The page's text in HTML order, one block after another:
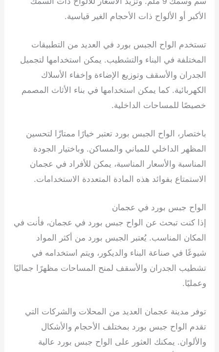
الأكبر أو الألواح ذات الأحجام الغير قياسية.
تستخدم الواح الجبس بورد في العديد من التطبيقات
المختلفة في البناء والتشطيب. يمكن استخدامها لتجميل
الجدران والأسقف وتوزيع الإضاءة وإخفاء الأسلاك
الكهربائية. كما يمكن استخدامها في بناء الأثاث المصمم
خصيصًا للمساحات الداخلية.
باختصار، الواح الجبس بورد تعتبر خيارًا ممتازًا لتحسين
المظهر الداخلي للمباني والمساكن. وباختيار الجودة
المناسبة والأسعار المناسبة، يمكن للأفراد في عجمان
الاستمتاع بفوائد هذه المادة المتعددة الاستخدامات.
الواح جبس بورد في عجمان
إذا كنت تبحث عن الواح جبس بورد في عجمان، فأنت في
المكان المناسب. يُعتبر الجبس بورد من أكثر المواد
شيوعًا في صناعة البناء والديكور، ويتم استخدامه في
تشطيب الجدران والأسقف لمنح المساحات مظهرًا جماليًا
وعمليًا.
توفر مدينة عجمان العديد من المحلات والشركات التي
تقدم الواح جبس بورد بمختلف الأحجام والأشكال
والألوان. يمكنك العثور على الواح جبس بورد عالية